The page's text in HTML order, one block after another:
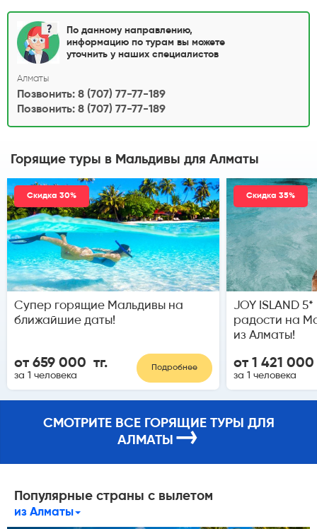
По данному направлению,
информацию по турам вы можете
уточнить у наших специалистов
Алматы
Позвонить: 8 (707) 77-77-189
Позвонить: 8 (707) 77-77-189
Горящие туры в Мальдивы для Алматы
Скидка 30%
Супер горящие Мальдивы на
ближайшие даты!
от 659 000 тг.
за 1 человека
Подробнее
Скидка 35%
JOY ISLAND
радости на
из Алматы!
от 1 421 000
за 1 человека
СМОТРИТЕ ВСЕ ГОРЯЩИЕ ТУРЫ ДЛЯ
АЛМАТЫ →
Популярные страны с вылетом
из Алматы